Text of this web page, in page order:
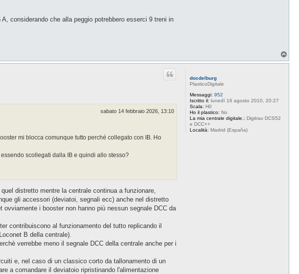
considerando che alla peggio potrebbero esserci 9 treni in
o
docdelburg
PlasticoDigitale
Messaggi: 952
Iscritto il: lunedì 16 agosto 2010, 20:27
Scala: H0
Ho il plastico: No
La mia centrale digitale.: Digitrax DCS52
e DCC++
Località: Madrid (España)
sabato 14 febbraio 2026, 13:10
mi blocca comunque tutto perché collegato con IB. Ho
scollegati dalla IB e quindi allo stesso?
distretto mentre la centrale continua a funzionare,
gli accessori (deviatoi, segnali ecc) anche nel distretto
i booster non hanno più nessun segnale DCC da
contribuiscono al funzionamento del tutto replicando il
B della centrale).
verrebbe meno il segnale DCC della centrale anche per i
e, nel caso di un classico corto da tallonamento di un
a comandare il deviatoio ripristinando l'alimentazione